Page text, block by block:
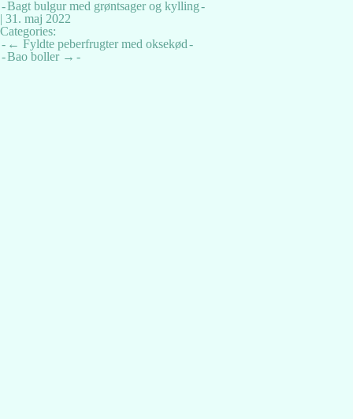
Bagt bulgur med grøntsager og kylling
| 31. maj 2022
Categories:
Indlægsnavigation
← Fyldte peberfrugter med oksekød
Bao boller →